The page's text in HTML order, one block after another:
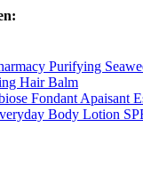
Purifying
Hair Balm
Fondant Apaisant
Body Lotion